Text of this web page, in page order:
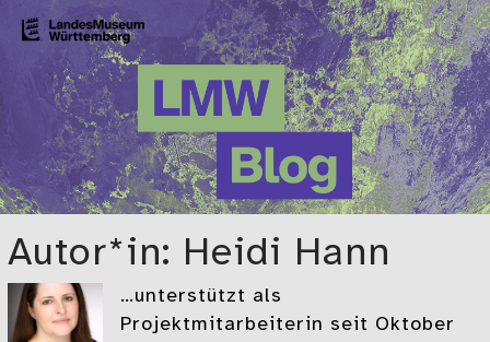
Zum Hauptinhalt springen
LMW-Blog
Der Blog des Landesmuseums Württemberg
Autor*in: Heidi Hann
…unterstützt als
Projektmitarbeiterin seit Oktober